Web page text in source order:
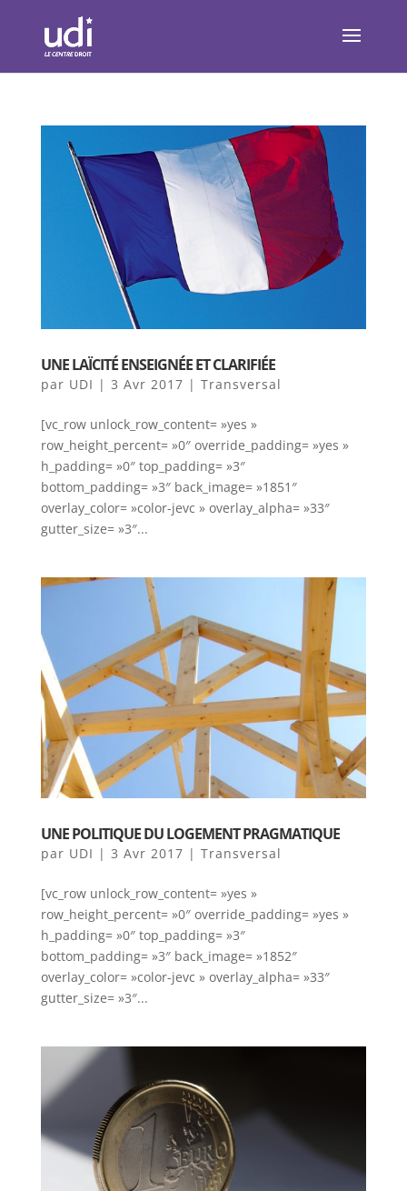
UNE LAÏCITÉ ENSEIGNÉE ET CLARIFIÉE
par UDI | 3 Avr 2017 | Transversal
[vc_row unlock_row_content= »yes »
row_height_percent= »0″ override_padding= »yes »
h_padding= »0″ top_padding= »3″
bottom_padding= »3″ back_image= »1851″
overlay_color= »color-jevc » overlay_alpha= »33″
gutter_size= »3″...
UNE POLITIQUE DU LOGEMENT PRAGMATIQUE
par UDI | 3 Avr 2017 | Transversal
[vc_row unlock_row_content= »yes »
row_height_percent= »0″ override_padding= »yes »
h_padding= »0″ top_padding= »3″
bottom_padding= »3″ back_image= »1852″
overlay_color= »color-jevc » overlay_alpha= »33″
gutter_size= »3″...